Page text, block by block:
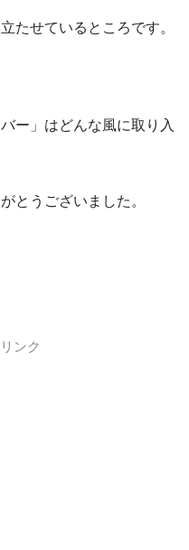
たせているところです。
ー」はどんな風に取り入
とうございました。
ンク